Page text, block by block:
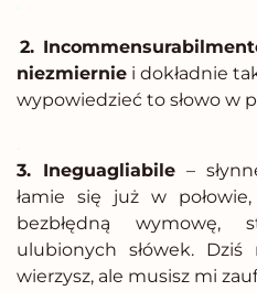
.2.
niezmiernie i dokładnie
wypowiedzieć to słowo w
.
3. Ineguagliabile–
łamie się już w
bezbłędną
ulubionych słówek.
wierzysz, ale musisz mi